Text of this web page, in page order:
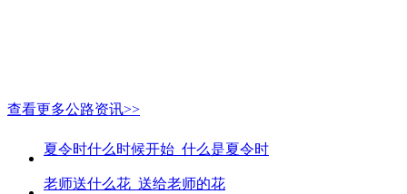
查看更多公路资讯>>
夏令时什么时候开始_什么是夏令时
老师送什么花_送给老师的花